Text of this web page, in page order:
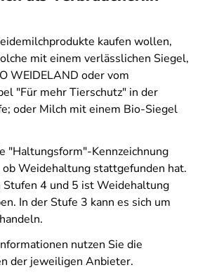
kaufen wollen,
mit einem verlässlichen Siegel,
WEIDELAND oder vom
"Für mehr Tierschutz" in der
oder Milch mit einem Bio-Siegel
"Haltungsform"-Kennzeichnung
ob Weidehaltung stattgefunden hat.
Stufen 4 und 5 ist Weidehaltung
In der Stufe 3 kann es sich um
nutzen Sie die
der jeweiligen Anbieter.